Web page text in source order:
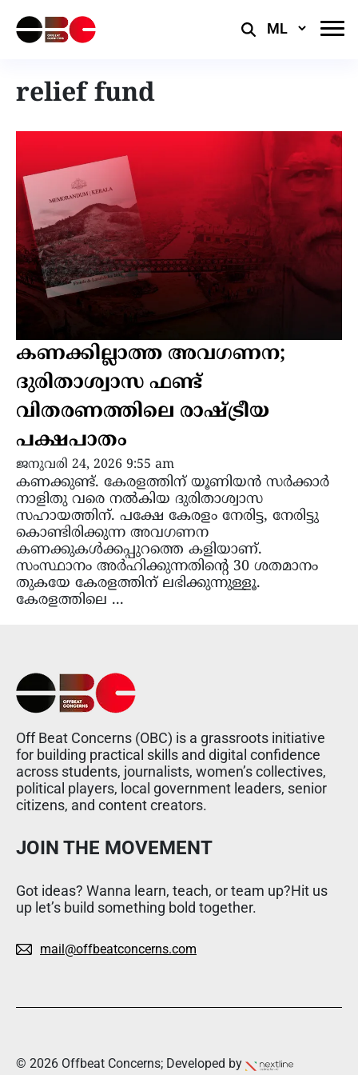
Select
relief fund
കണക്കില്ലാത്ത അവഗണന;
ദുരിതാശ്വാസ ഫണ്ട്
വിതരണത്തിലെ രാഷ്ട്രീയ
പക്ഷപാതം
ജനുവരി 24, 2026 9:55 am
കണക്കുണ്ട്. കേരളത്തിന് യൂണിയൻ സർക്കാർ
നാളിതു വരെ നൽകിയ ദുരിതാശ്വാസ
സഹായത്തിന്. പക്ഷേ കേരളം നേരിട്ട, നേരിട്ടു
കൊണ്ടിരിക്കുന്ന അവഗണന
കണക്കുകൾക്കപ്പുറത്തെ കളിയാണ്.
സംസ്ഥാനം അർഹിക്കുന്നതിന്റെ 30 ശതമാനം
തുകയേ കേരളത്തിന് ലഭിക്കുന്നുള്ളൂ.
കേരളത്തിലെ ...
Off Beat Concerns (OBC) is a grassroots initiative
for building practical skills and digital confidence
across students, journalists, women’s collectives,
political players, local government leaders, senior
citizens, and content creators.
JOIN THE MOVEMENT
Got ideas? Wanna learn, teach, or team up?Hit us
up let’s build something bold together.
mail@offbeatconcerns.com
© 2026 Offbeat Concerns; Developed by